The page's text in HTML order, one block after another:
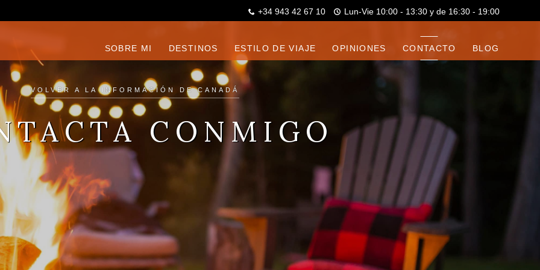
+34 943 42 67 10 Lun-Vie 10:00 - 13:30 y de 16:30 - 19:00
SOBRE MI DESTINOS ESTILO DE VIAJE OPINIONES CONTACTO BLOG
VOLVER A LA INFORMACIÓN DE CANADÁ
CONMIGO